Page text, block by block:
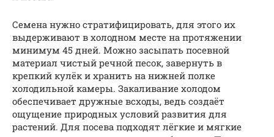
Семена нужно стратифицировать, для этого их
выдерживают в холодном месте на протяжении
минимум 45 дней. Можно засыпать посевной
материал чистый речной песок, завернуть в
крепкий кулёк и хранить на нижней полке
холодильной камеры. Закаливание холодом
обеспечивает дружные всходы, ведь создаёт
ощущение природных условий развития для
растений. Для посева подходят лёгкие и мягкие